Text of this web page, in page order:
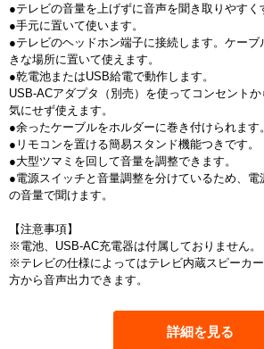
●テレビの音量を上げずに音声を聞き取りやすく
●手元に置いて使います。
●テレビのヘッドホン端子に接続します。ケー
きな場所に置いて使えます。
●乾電池またはUSB給電で動作します。
USB-ACアダプタ（別売）を使ってコンセント
気にせず使えます。
●余ったケーブルをホルダーに巻き付けられます。
●リモコンを置ける簡易スタンド機能つきです。
●大型ツマミを回して音量を調整できます。
●電源スイッチと音量調整を分けているため、電
の音量で聞けます。
【注意事項】
※電池、USB-AC充電器は付属しておりません。
※テレビの仕様によってはテレビ内蔵スピーカ
方から音声出力できます。
詳細を見る